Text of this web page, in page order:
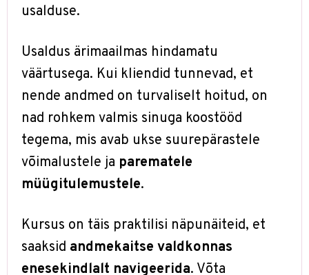
usalduse.
Usaldus ärimaailmas hindamatu
väärtusega. Kui kliendid tunnevad, et
nende andmed on turvaliselt hoitud, on
nad rohkem valmis sinuga koostööd
tegema, mis avab ukse suurepärastele
võimalustele ja parematele
müügitulemustele.
Kursus on täis praktilisi näpunäiteid, et
saaksid andmekaitse valdkonnas
enesekindlalt navigeerida. Võta